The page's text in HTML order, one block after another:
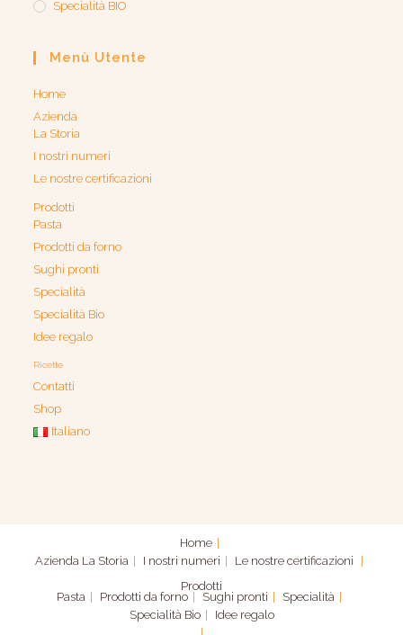
Specialità BIO
Menù Utente
Home
Azienda
La Storia
I nostri numeri
Le nostre certificazioni
Prodotti
Pasta
Prodotti da forno
Sughi pronti
Specialità
Specialità Bio
Idee regalo
Ricette
Contatti
Shop
Italiano
Home
Azienda La Storia I nostri numeri
Le nostre certificazioni
Prodotti
Pasta
Prodotti da forno Sughi pronti
Specialità
Specialità Bio
Idee regalo